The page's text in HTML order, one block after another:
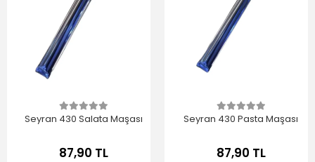
Seyran 430 Salata Maşası
87,90 TL
Seyran 430 Pasta Maşası
87,90 TL